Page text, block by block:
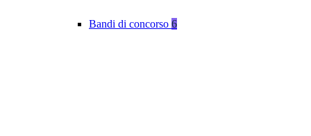
Bandi di concorso 6